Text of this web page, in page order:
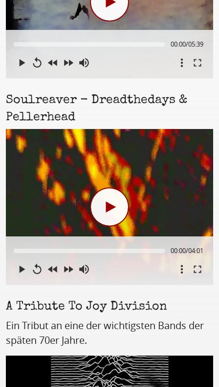
00:00/05:39
Soulreaver - Dreadthedays &
Pellerhead
00:00/04:01
A Tribute To Joy Division
Ein Tribut an eine der wichtigsten Bands der
späten 70er Jahre.